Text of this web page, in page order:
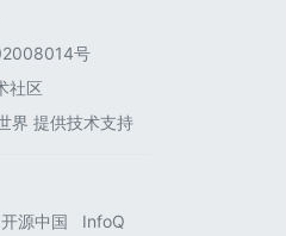
号
社区
界 提供技术支持
开源中国
InfoQ